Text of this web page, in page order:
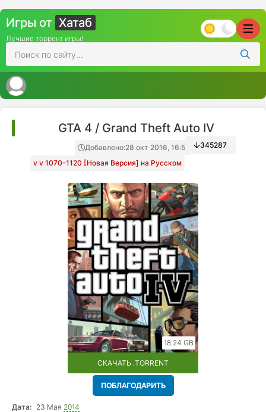
Игры от Хатаб
Лучшие торрент игры!
GTA 4 / Grand Theft Auto IV
Добавлено:28 окт 2016, 16:51
v v 1070-1120 [Новая Версия] на Русском
345287
18.24 GB
СКАЧАТЬ .TORRENT
ПОБЛАГОДАРИТЬ
Дата: 23 Мая 2014